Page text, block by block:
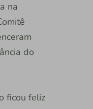
na
do
ficou feliz